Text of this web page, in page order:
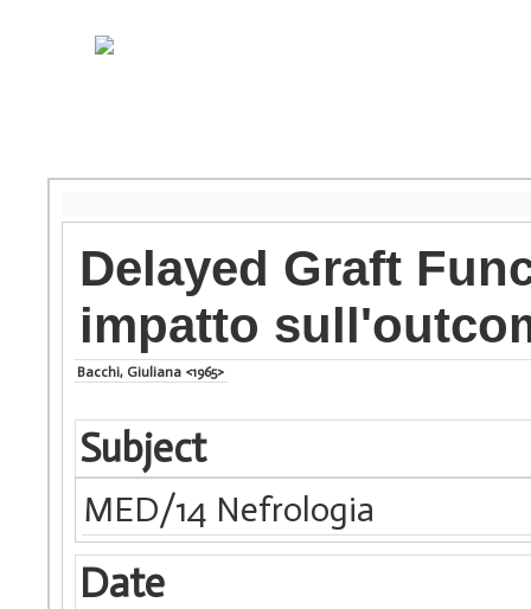
Delayed Graft
impatto
Bacchi, Giuliana <1965>
Subject
MED/14 Nefrologia
Date